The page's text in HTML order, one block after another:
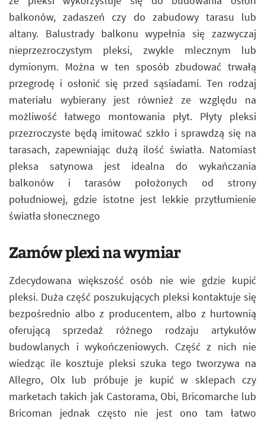
balkonów, zadaszeń czy do zabudowy tarasu lub
altany. Balustrady balkonu wypełnia się zazwyczaj
nieprzezroczystym pleksi, zwykle mlecznym lub
dymionym. Można w ten sposób zbudować trwałą
przegrodę i osłonić się przed sąsiadami. Ten rodzaj
materiału wybierany jest również ze względu na
możliwość łatwego montowania płyt. Płyty pleksi
przezroczyste będą imitować szkło i sprawdzą się na
tarasach, zapewniając dużą ilość światła. Natomiast
pleksa satynowa jest idealna do wykańczania
balkonów i tarasów położonych od strony
południowej, gdzie istotne jest lekkie przytłumienie
światła słonecznego
Zamów plexi na wymiar
Zdecydowana większość osób nie wie gdzie kupić
pleksi. Duża część poszukujących pleksi kontaktuje się
bezpośrednio albo z producentem, albo z hurtownią
oferującą sprzedaż różnego rodzaju artykułów
budowlanych i wykończeniowych. Część z nich nie
wiedząc ile kosztuje pleksi szuka tego tworzywa na
Allegro, Olx lub próbuje je kupić w sklepach czy
marketach takich jak Castorama, Obi, Bricomarche lub
Bricoman jednak często nie jest ono tam łatwo